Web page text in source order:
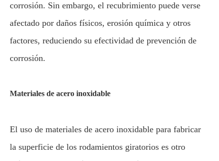
corrosión. Sin embargo, el recubrimiento puede verse
afectado por daños físicos, erosión química y otros
factores, reduciendo su efectividad de prevención de
corrosión.
Materiales de acero inoxidable
El uso de materiales de acero inoxidable para fabricar
la superficie de los rodamientos giratorios es otro